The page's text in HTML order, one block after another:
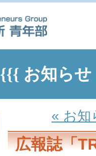
{{{ お知ら
« お知
広報誌「